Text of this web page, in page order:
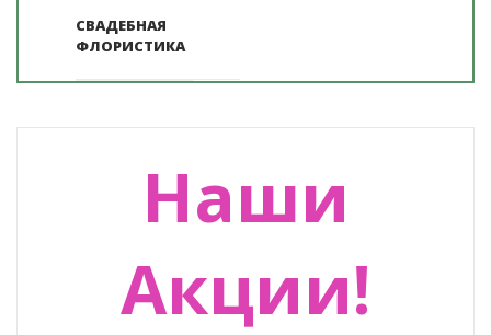
СВАДЕБНАЯ
ФЛОРИСТИКА
Наши
Акции!